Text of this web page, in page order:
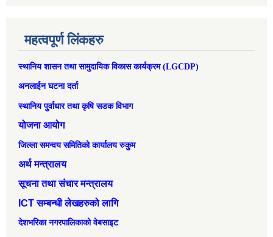
महत्वपूर्ण लिंकहरु
स्थानिय शासन तथा सामुदायिक विकास कार्यक्रम (LGCDP)
अनलाईन घटना दर्ता
स्थानिय पुर्वाधार तथा कृषि सडक विभाग
योजना आयोग
जिल्ला समन्वय समितिको कार्यालय रुकुम
अर्थ मन्त्रालय
सूचना तथा संचार मन्त्रालय
ICT सम्बन्धी लेखहरुको लागि
देशभरिका नगरपालिकाको वेबसाइट